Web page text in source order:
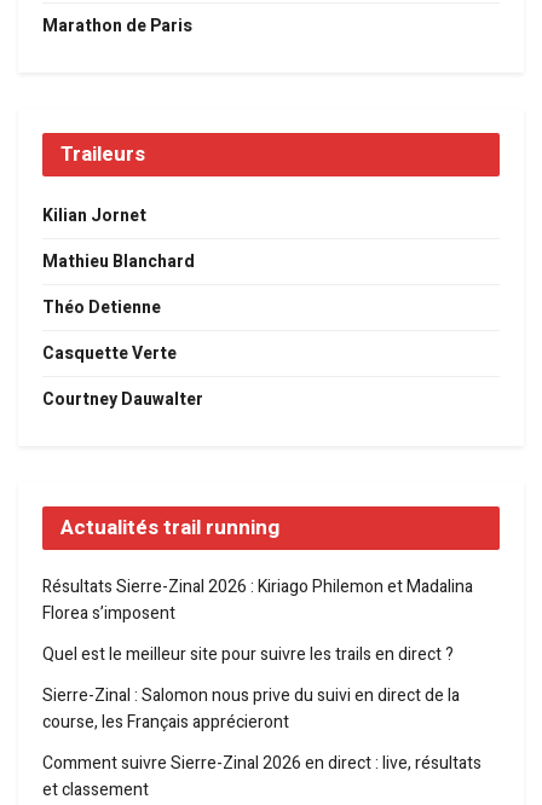
Marathon de Paris
Traileurs
Kilian Jornet
Mathieu Blanchard
Théo Detienne
Casquette Verte
Courtney Dauwalter
Actualités trail running
Résultats Sierre-Zinal 2026 : Kiriago Philemon et Madalina
Florea s’imposent
Quel est le meilleur site pour suivre les trails en direct ?
Sierre-Zinal : Salomon nous prive du suivi en direct de la
course, les Français apprécieront
Comment suivre Sierre-Zinal 2026 en direct : live, résultats
et classement